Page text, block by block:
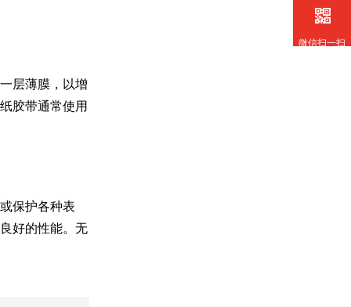
层薄膜，以增
胶带通常使用
保护各种表
好的性能。无
微信扫一扫